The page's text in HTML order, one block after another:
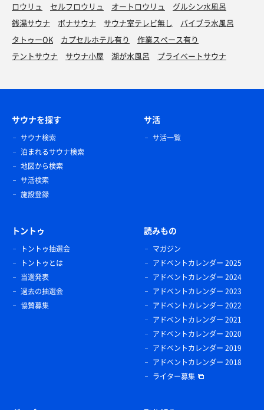
ロウリュ セルフロウリュ オートロウリュ
グルシン水風呂
銭湯サウナ
ボナサウナ サウナ室テレビ無し
バイブラ水風呂
タトゥーOK
カプセルホテル有り
作業スペース有り
テントサウナ
サウナ小屋 湖が水風呂 プライベートサウナ
サウナを探す
サウナ検索
泊まれるサウナ検索
地図から検索
サ活検索
施設登録
サ活
サ活一覧
トントゥ
トントゥ抽選会
トントゥとは
当選発表
過去の抽選会
協賛募集
読みもの
マガジン
アドベントカレンダー 2025
アドベントカレンダー 2024
アドベントカレンダー 2023
アドベントカレンダー 2022
アドベントカレンダー 2021
アドベントカレンダー 2020
アドベントカレンダー 2019
アドベントカレンダー 2018
ライター募集